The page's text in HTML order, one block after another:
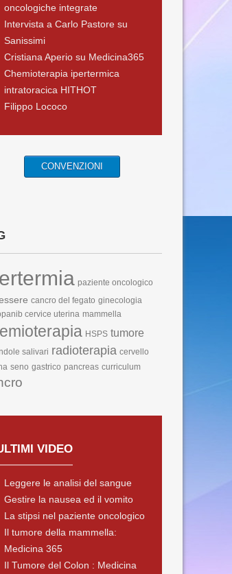
oncologiche integrate
Intervista a Carlo Pastore su
Sanissimi
Cristiana Aperio su Medicina365
Chemioterapia ipertermica
intratoracica HITHOT
Filippo Lococo
CONVENZIONI
paziente oncologico
cancro del fegato ginecologia
cervice uterina mammella
HSPS tumore
salivari radioterapia cervello
seno gastrico pancreas curriculum
VIDEO
Leggere le analisi del sangue
Gestire la nausea ed il vomito
La stipsi nel paziente oncologico
Il tumore della mammella:
Medicina 365
Il Tumore del Colon : Medicina